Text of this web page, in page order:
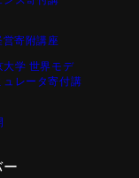
寄附講座
学 世界モデ
ュレータ寄付講